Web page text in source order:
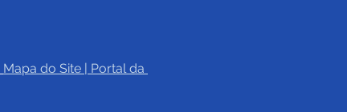
Mapa do Site | Portal da